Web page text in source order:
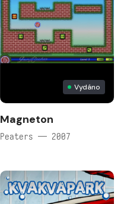
Vydáno
Magneton
Peaters — 2007